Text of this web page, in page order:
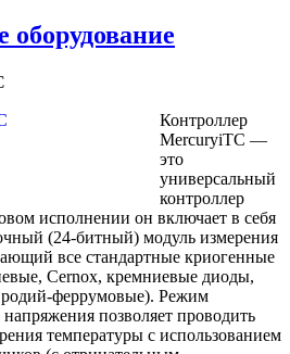
оборудование
Контроллер
MercuryiTC —
это
универсальный
контроллер
исполнении он включает в себя
(24-битный) модуль измерения
все стандартные криогенные
Cernox, кремниевые диоды,
феррумовые). Режим
позволяет проводить
температуры с использованием